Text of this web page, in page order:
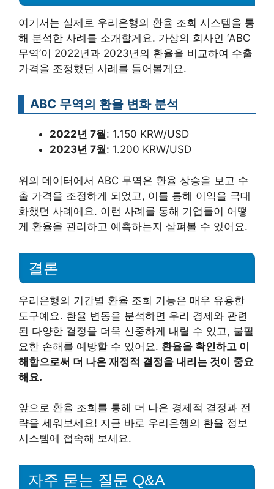
여기서는 실제로 우리은행의 환율 조회 시스템을 통
해 분석한 사례를 소개할게요. 가상의 회사인 ‘ABC
무역’이 2022년과 2023년의 환율을 비교하여 수출
가격을 조정했던 사례를 들어볼게요.
ABC 무역의 환율 변화 분석
2022년 7월 : 1.150 KRW/USD
2023년 7월 : 1.200 KRW/USD
위의 데이터에서 ABC 무역은 환율 상승을 보고 수
출 가격을 조정하게 되었고, 이를 통해 이익을 극대
화했던 사례에요. 이런 사례를 통해 기업들이 어떻
게 환율을 관리하고 예측하는지 살펴볼 수 있어요.
결론
우리은행의 기간별 환율 조회 기능은 매우 유용한
도구예요. 환율 변동을 분석하면 우리 경제와 관련
된 다양한 결정을 더욱 신중하게 내릴 수 있고, 불필
요한 손해를 예방할 수 있어요. 환율을 확인하고 이
해함으로써 더 나은 재정적 결정을 내리는 것이 중요
해요.
앞으로 환율 조회를 통해 더 나은 경제적 결정과 전
략을 세워보세요! 지금 바로 우리은행의 환율 정보
시스템에 접속해 보세요.
자주 묻는 질문 Q&A